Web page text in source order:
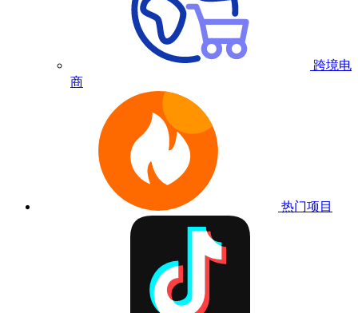
跨境电
商
热门项目